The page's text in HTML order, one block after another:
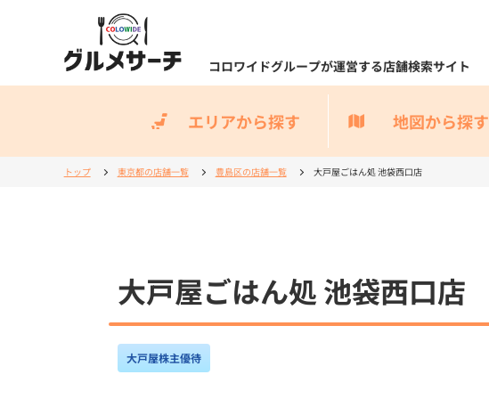
コロワイドグループが運営する店舗検索サイト
エリアから探す 地図から探す
トップ 東京都の店舗一覧 豊島区の店舗一覧 大戸屋ごはん処 池袋西口店
大戸屋ごはん処 池袋西口店
大戸屋株主優待